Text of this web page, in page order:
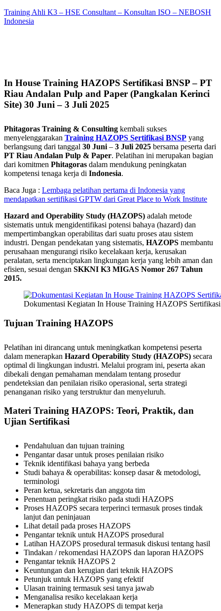
Training Ahli K3 – HSE Consultant – Konsultan ISO – NEBOSH
Indonesia
In House Training HAZOPS Sertifikasi BNSP – PT
Riau Andalan Pulp and Paper (Pangkalan Kerinci
Site) 30 Juni – 3 Juli 2025
Phitagoras Training & Consulting kembali sukses
menyelenggarakan Training HAZOPS Sertifikasi BNSP yang
berlangsung dari tanggal 30 Juni – 3 Juli 2025 bersama peserta dari
PT Riau Andalan Pulp & Paper. Pelatihan ini merupakan bagian
dari komitmen Phitagoras dalam mendukung peningkatan
kompetensi tenaga kerja di Indonesia.
Baca Juga : Lembaga pelatihan pertama di Indonesia yang
mendapatkan sertifikasi GPTW dari Great Place to Work Institute
Hazard and Operability Study (HAZOPS) adalah metode
sistematis untuk mengidentifikasi potensi bahaya (hazard) dan
mempertimbangkan operabilitas dari suatu proses atau sistem
industri. Dengan pendekatan yang sistematis, HAZOPS membantu
perusahaan mengurangi risiko kecelakaan kerja, kerusakan
peralatan, serta menciptakan lingkungan kerja yang lebih aman dan
efisien, sesuai dengan SKKNI K3 MIGAS Nomor 267 Tahun
2015.
Dokumentasi Kegiatan In House Training HAZOPS
Tujuan Training HAZOPS
Pelatihan ini dirancang untuk meningkatkan kompetensi peserta
dalam menerapkan Hazard Operability Study (HAZOPS) secara
optimal di lingkungan industri. Melalui program ini, peserta akan
dibekali dengan pemahaman mendalam tentang prosedur
pendeteksian dan penilaian risiko operasional, serta strategi
penanganan risiko yang terstruktur dan menyeluruh.
Materi Training HAZOPS: Teori, Praktik, dan
Ujian Sertifikasi
Pendahuluan dan tujuan training
Pengantar dasar untuk proses penilaian risiko
Teknik identifikasi bahaya yang berbeda
Studi bahaya & operabilitas: konsep dasar & metodologi,
terminologi
Peran ketua, sekretaris dan anggota tim
Penentuan peringkat risiko pada studi HAZOPS
Proses HAZOPS secara terperinci termasuk proses tindak
lanjut dan peninjauan
Lihat detail pada proses HAZOPS
Pengantar teknik untuk HAZOPS prosedural
Latihan HAZOPS prosedural termasuk diskusi tentang hasil
Tindakan / rekomendasi HAZOPS dan laporan HAZOPS
Pengantar teknik HAZOPS 2
Keuntungan dan kerugian dari teknik HAZOPS
Petunjuk untuk HAZOPS yang efektif
Ulasan training termasuk sesi tanya jawab
Menganalisa resiko kecelakaan kerja
Menerapkan study HAZOPS di tempat kerja